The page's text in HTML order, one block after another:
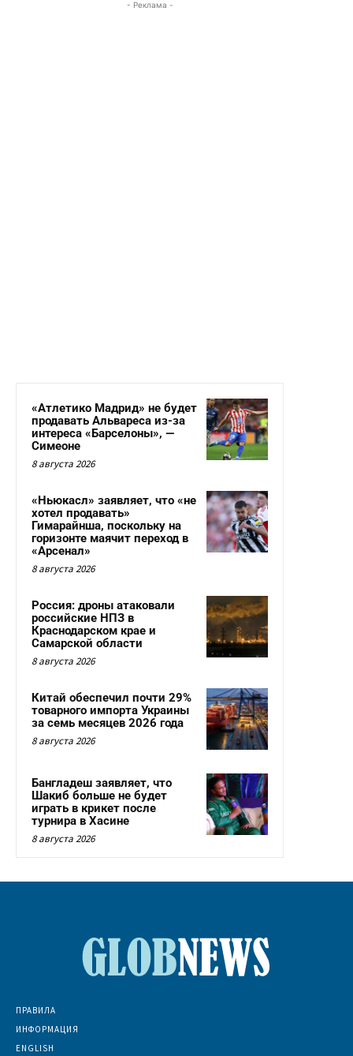
- Реклама -
«Атлетико Мадрид» не будет
продавать Альвареса из-за
интереса «Барселоны», —
Симеоне
8 августа 2026
«Ньюкасл» заявляет, что «не
хотел продавать»
Гимарайнша, поскольку на
горизонте маячит переход в
«Арсенал»
8 августа 2026
Россия: дроны атаковали
российские НПЗ в
Краснодарском крае и
Самарской области
8 августа 2026
Китай обеспечил почти 29%
товарного импорта Украины
за семь месяцев 2026 года
8 августа 2026
Бангладеш заявляет, что
Шакиб больше не будет
играть в крикет после
турнира в Хасине
8 августа 2026
ПРАВИЛА
ИНФОРМАЦИЯ
ENGLISH